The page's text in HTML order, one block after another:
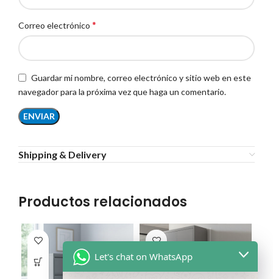
Correo electrónico *
Guardar mi nombre, correo electrónico y sitio web en este
navegador para la próxima vez que haga un comentario.
Shipping & Delivery
Productos relacionados
Let's chat on WhatsApp